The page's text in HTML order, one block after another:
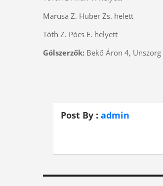
Marusa Z. Huber Zs. helett
Tóth Z. Pócs E. helyett
Gólszerzők: Bekő Áron 4,
Post By : admin